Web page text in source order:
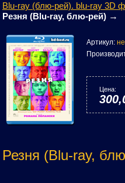
Blu-ray (блю-рей). blu-ray 3D
Резня (Blu-ray, блю-рей) →
Артикул:
Цена:
Резня (Blu-ray,